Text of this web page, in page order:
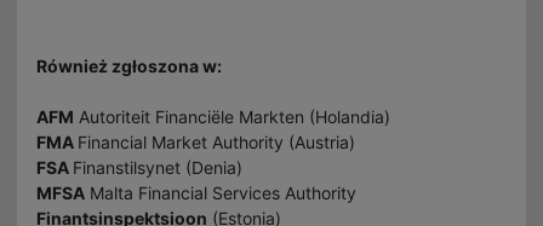
Również zgłoszona w:
AFM Autoriteit Financiële Markten (Holandia)
FMA Financial Market Authority (Austria)
FSA Finanstilsynet (Denia)
MFSA Malta Financial Services Authority
Finantsinspektsioon (Estonia)